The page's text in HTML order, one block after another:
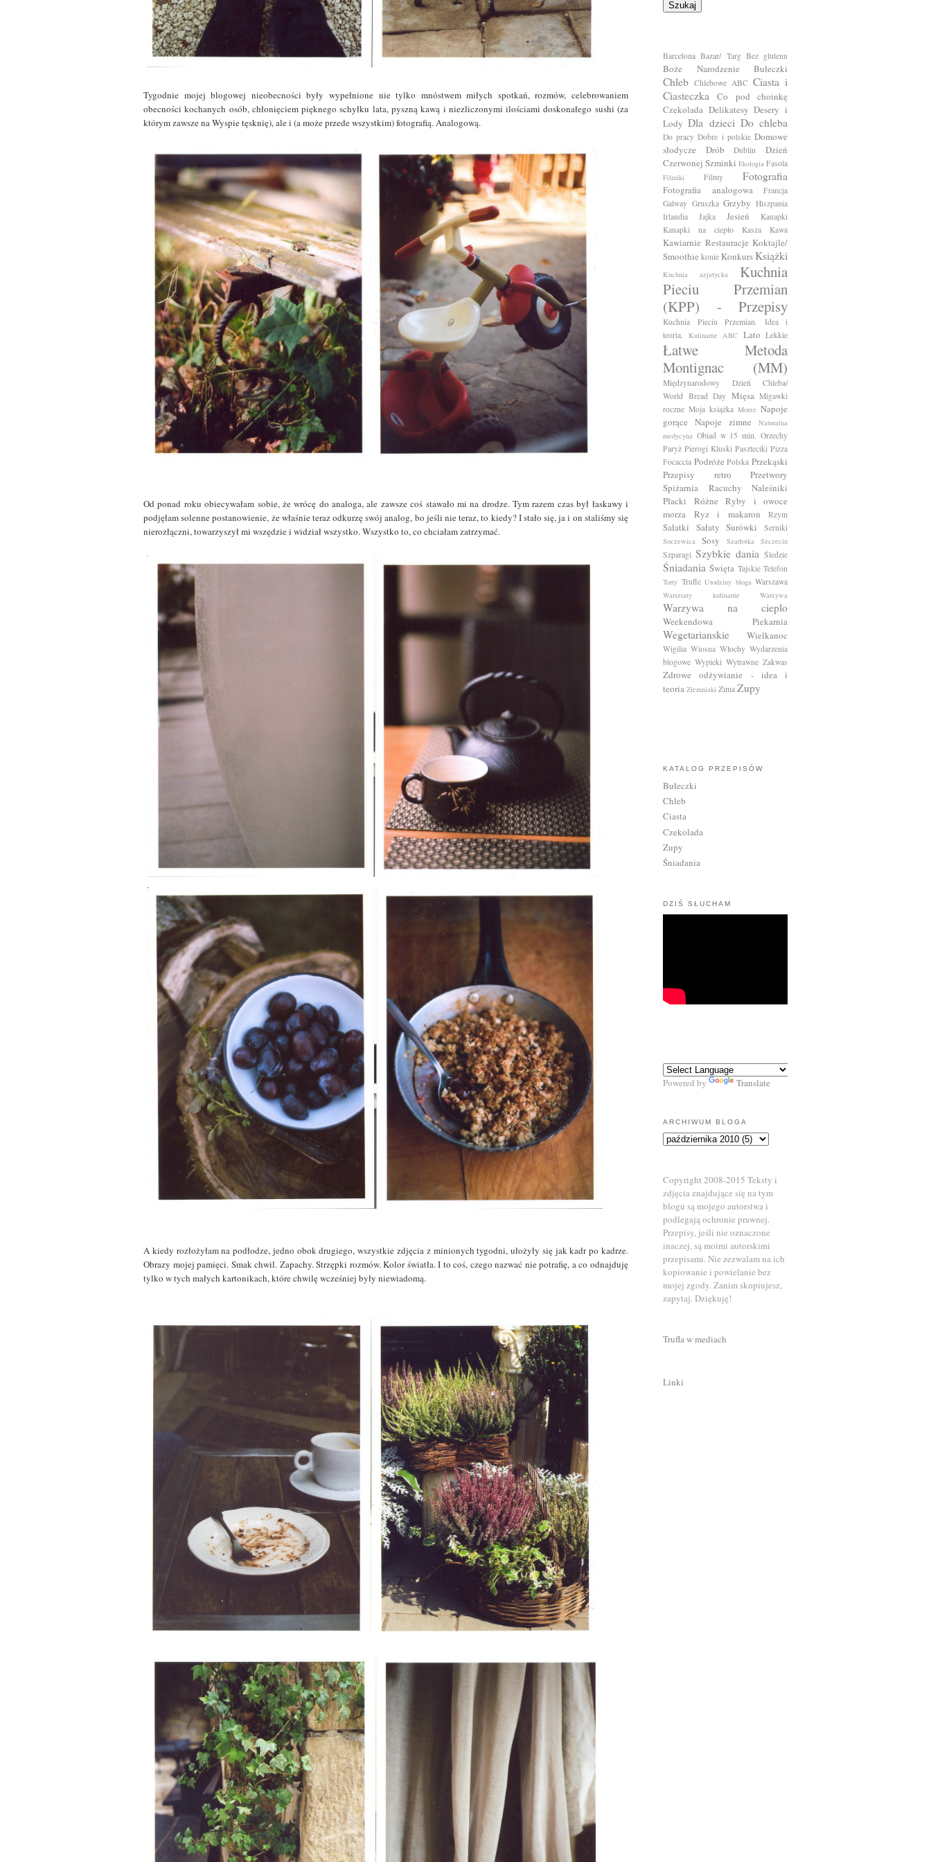
Tygodnie mojej blogowej nieobecności były wypełnione nie tylko mnóstwem miłych spotkań, rozmów, celebrowaniem
obecności kochanych osób, chłonięciem pięknego schyłku lata, pyszną kawą i niezliczonymi ilościami doskonałego sushi (za
którym zawsze na Wyspie tęsknię), ale i (a może przede wszystkim) fotografią. Analogową.
Od ponad roku obiecywałam sobie, że wrócę do analoga, ale zawsze coś stawało mi na drodze. Tym razem czas był łaskawy i
podjęłam solenne postanowienie, że właśnie teraz odkurzę swój analog, bo jeśli nie teraz, to kiedy? I stało się, ja i on staliśmy się
nierozłączni, towarzyszył mi wszędzie i widział wszystko. Wszystko to, co chciałam zatrzymać.
A kiedy rozłożyłam na podłodze, jedno obok drugiego, wszystkie zdjęcia z minionych tygodni, ułożyły się jak kadr po kadrze.
Obrazy mojej pamięci. Smak chwil. Zapachy. Strzępki rozmów. Kolor światła. I to coś, czego nazwać nie potrafię, a co odnajduję
tylko w tych małych kartonikach, które chwilę wcześniej były niewiadomą.
Barcelona Bazar/ Targ Bez glutenu
Boże Narodzenie Bułeczki
Chleb Chlebowe ABC Ciasta i
Ciasteczka
Co pod choinkę
Czekolada Delikatesy Desery i
Lody Dla dzieci Do chleba
Do pracy Dobre i polskie Domowe
słodycze
Drób Dublin
Dzień
Czerwonej Szminki Ekologia Fasola
Filmiki Filmy Fotografia
Fotografia analogowa
Francja
Galway Gruszka Grzyby Hiszpania
Irlandia
Jajka Jesień
Kanapki
Kanapki na ciepło
Kasza Kawa
Kawiarnie Restauracje Koktajle/
Smoothie konie Konkurs Książki
Kuchnia azjatycka
Kuchnia
Pieciu Przemian
(KPP) - Przepisy
Kuchnia Pieciu Przemian. Idea i
teoria.
Kulinarne ABC Lato Lekkie
Łatwe
Metoda
Montignac (MM)
Międzynarodowy Dzień Chleba/
World Bread Day Mięsa Migawki
roczne Moja książka Morze Napoje
gorące
Napoje zimne
Naturalna
medycyna Obiad w 15 min. Orzechy
Paryż Pierogi Kluski Paszteciki Pizza
Focaccia Podróże Polska Przekąski
Przepisy retro
Przetwory
Spiżarnia
Racuchy Naleśniki
Placki
Różne
Ryby i owoce
morza
Ryz i makaron Rzym
Sałatki Sałaty Surówki Serniki
Soczewica Sosy Szarlotka Szczecin
Szparagi Szybkie dania Śledzie
Śniadania Święta Tajskie Telefon
Torty Trufle Urodziny bloga Warszawa
Warsztaty kulinarne Warzywa
Warzywa na cieplo
Weekendowa Piekarnia
Wegetarianskie Wielkanoc
Wigilia Wiosna Włochy Wydarzenia
blogowe Wypieki Wytrawne Zakwas
Zdrowe odżywianie - idea i
teoria Ziemniaki Zima Zupy
KATALOG PRZEPISÓW
Bułeczki
Chleb
Ciasta
Czekolada
Zupy
Śniadania
DZIŚ SŁUCHAM
Powered by Translate
ARCHIWUM BLOGA
Copyright 2008-2015 Teksty i
zdjęcia znajdujące się na tym
blogu są mojego autorstwa i
podlegają ochronie prawnej.
Przepisy, jeśli nie oznaczone
inaczej, są moimi autorskimi
przepisami. Nie zezwalam na ich
kopiowanie i powielanie bez
mojej zgody. Zanim skopiujesz,
zapytaj. Dziękuję!
Trufla w mediach
Linki